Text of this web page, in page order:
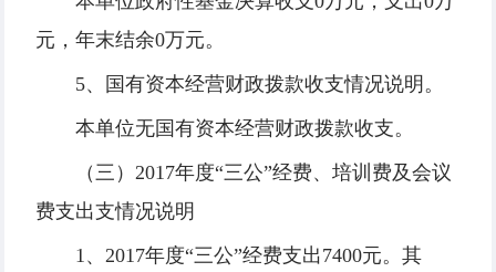
元，年末结余0万元。
5、国有资本经营财政拨款收支情况说明。
本单位无国有资本经营财政拨款收支。
（三）2017年度“三公”经费、培训费及会议
费支出支情况说明
1、2017年度“三公”经费支出7400元。其